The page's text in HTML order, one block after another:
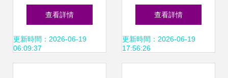
師《建筑經濟施
工》基礎考點:建設
查看詳情
更新時間：2026-06-19
06:09:37
運建設工程全部股
權，改名“亞為”進
查看詳情
更新時間：2026-06-19
17:56:26